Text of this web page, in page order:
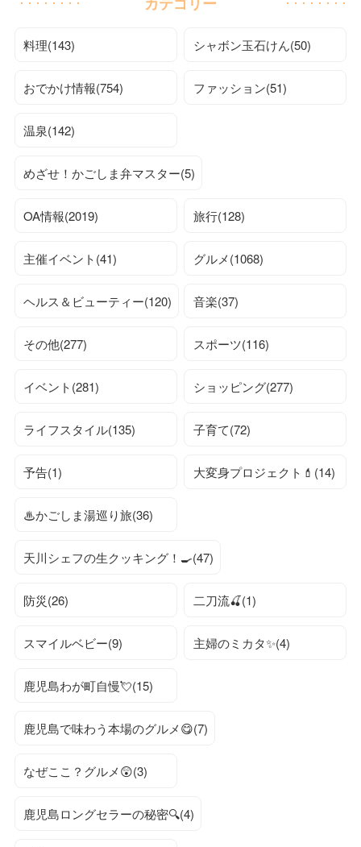
料理(143) シャボン玉石けん(50)
おでかけ情報(754) ファッション(51)
温泉(142)
めざせ！かごしま弁マスター(5)
OA情報(2019) 旅行(128)
主催イベント(41) グルメ(1068)
ヘルス＆ビューティー(120) 音楽(37)
その他(277) スポーツ(116)
イベント(281) ショッピング(277)
ライフスタイル(135) 子育て(72)
予告(1) 大変身プロジェクト💄(14)
♨かごしま湯巡り旅(36)
天川シェフの生クッキング！🍳(47)
防災(26) 二刀流🍒(1)
スマイルベビー(9) 主婦のミカタ✨(4)
鹿児島わが町自慢💘(15)
鹿児島で味わう本場のグルメ😋(7)
なぜここ？グルメ😲(3)
鹿児島ロングセラーの秘密🔍(4)